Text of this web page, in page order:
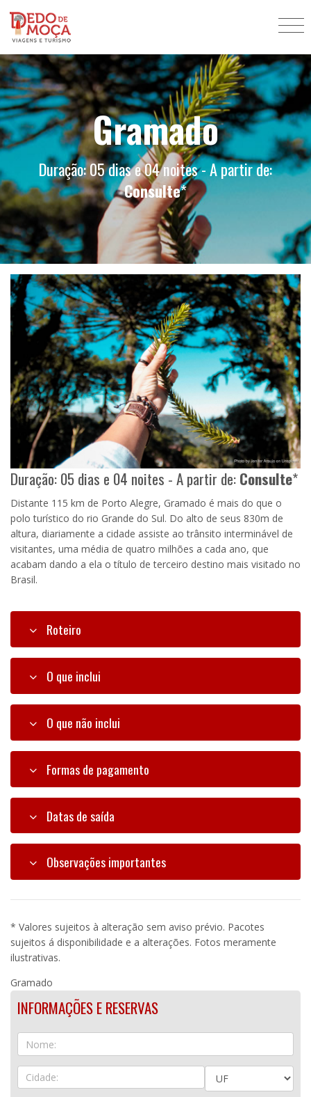
Gramado
Duração: 05 dias e 04 noites - A partir de:
Consulte*
Duração: 05 dias e 04 noites - A partir de:Consulte*
Distante 115 km de Porto Alegre, Gramado é mais do que o
polo turístico do rio Grande do Sul. Do alto de seus 830m de
altura, diariamente a cidade assiste ao trânsito interminável de
visitantes, uma média de quatro milhões a cada ano, que
acabam dando a ela o título de terceiro destino mais visitado no
Brasil.
Roteiro
O que inclui
O que não inclui
Formas de pagamento
Datas de saída
Observações importantes
* Valores sujeitos à alteração sem aviso prévio. Pacotes
sujeitos á disponibilidade e a alterações. Fotos meramente
ilustrativas.
Gramado
INFORMAÇÕES E RESERVAS